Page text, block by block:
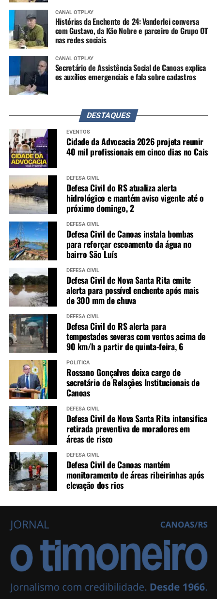
CANAL OTPLAY
Histórias da Enchente de 24: Vanderlei conversa
com Gustavo, da Kão Nobre e parceiro do Grupo OT
nas redes sociais
CANAL OTPLAY
Secretário de Assistência Social de Canoas explica
os auxílios emergenciais e fala sobre cadastros
DESTAQUES
EVENTOS
Cidade da Advocacia 2026 projeta reunir
40 mil profissionais em cinco dias no Cais
DEFESA CIVIL
Defesa Civil do RS atualiza alerta
hidrológico e mantém aviso vigente até o
próximo domingo, 2
DEFESA CIVIL
Defesa Civil de Canoas instala bombas
para reforçar escoamento da água no
bairro São Luís
DEFESA CIVIL
Defesa Civil de Nova Santa Rita emite
alerta para possível enchente após mais
de 300 mm de chuva
DEFESA CIVIL
Defesa Civil do RS alerta para
tempestades severas com ventos acima de
90 km/h a partir de quinta-feira, 6
POLÍTICA
Rossano Gonçalves deixa cargo de
secretário de Relações Institucionais de
Canoas
DEFESA CIVIL
Defesa Civil de Nova Santa Rita intensifica
retirada preventiva de moradores em
áreas de risco
DEFESA CIVIL
Defesa Civil de Canoas mantém
monitoramento de áreas ribeirinhas após
elevação dos rios